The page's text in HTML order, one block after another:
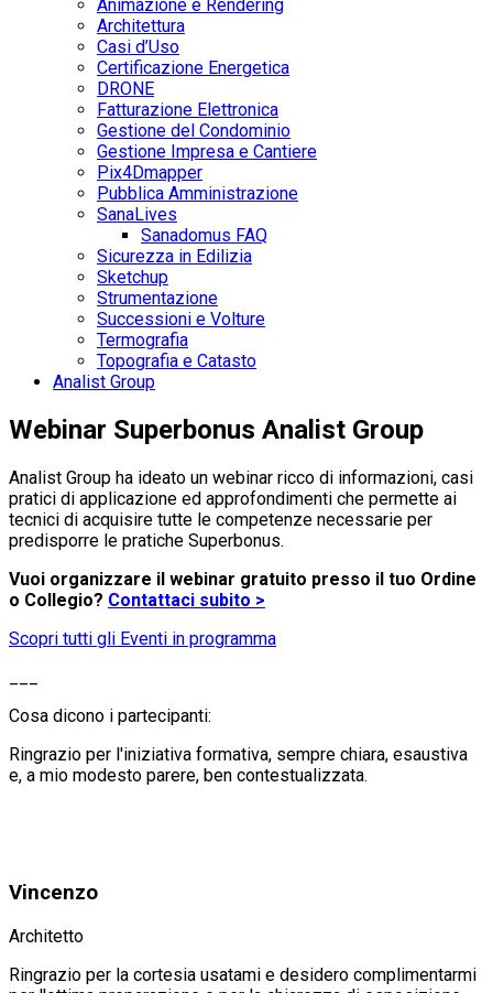
Animazione e Rendering
Architettura
Casi d’Uso
Certificazione Energetica
DRONE
Fatturazione Elettronica
Gestione del Condominio
Gestione Impresa e Cantiere
Pix4Dmapper
Pubblica Amministrazione
SanaLives
Sanadomus FAQ
Sicurezza in Edilizia
Sketchup
Strumentazione
Successioni e Volture
Termografia
Topografia e Catasto
Analist Group
Webinar Superbonus Analist Group
Analist Group ha ideato un webinar ricco di informazioni, casi
pratici di applicazione ed approfondimenti che permette ai
tecnici di acquisire tutte le competenze necessarie per
predisporre le pratiche Superbonus.
Vuoi organizzare il webinar gratuito presso il tuo Ordine
o Collegio? Contattaci subito >
Scopri tutti gli Eventi in programma
Cosa dicono i partecipanti:
Ringrazio per l'iniziativa formativa, sempre chiara, esaustiva
e, a mio modesto parere, ben contestualizzata.
Vincenzo
Architetto
Ringrazio per la cortesia usatami e desidero complimentarmi